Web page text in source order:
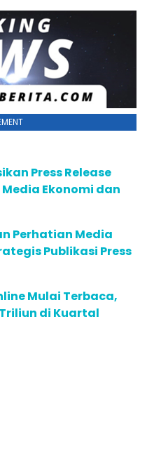
Press Release
Ekonomi dan
Perhatian Media
Publikasi Press
Mulai Terbaca,
di Kuartal